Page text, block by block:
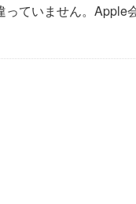
っていません。